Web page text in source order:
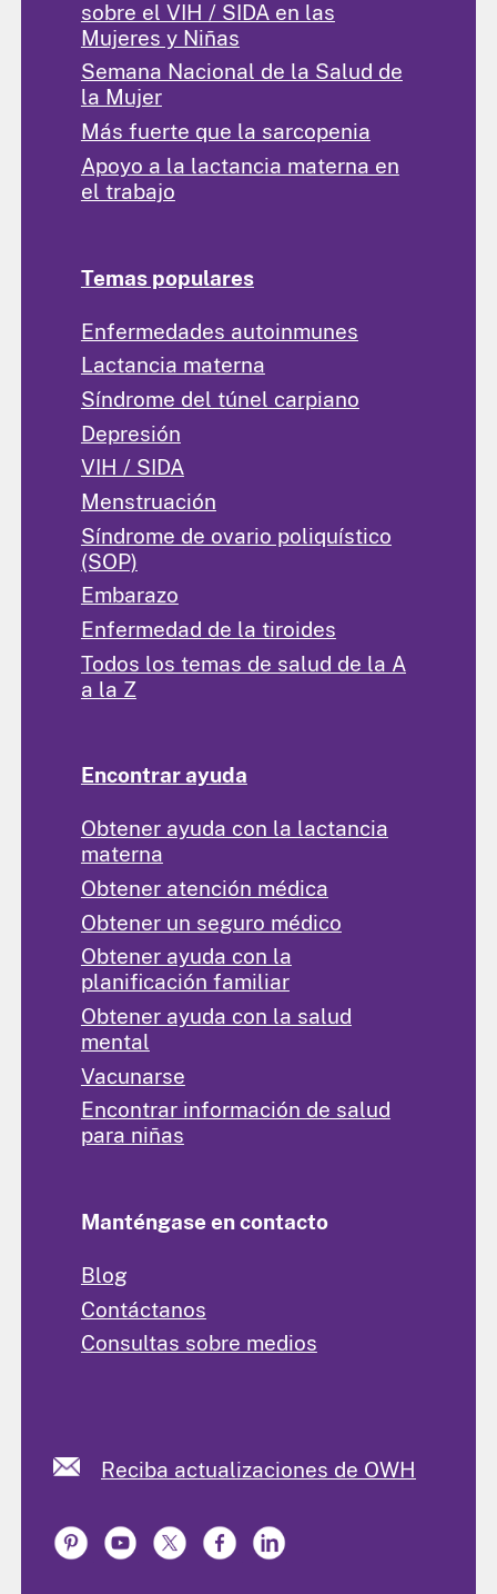
sobre el VIH / SIDA en las
Mujeres y Niñas
Semana Nacional de la Salud de
la Mujer
Más fuerte que la sarcopenia
Apoyo a la lactancia materna en
el trabajo
Temas populares
Enfermedades autoinmunes
Lactancia materna
Síndrome del túnel carpiano
Depresión
VIH / SIDA
Menstruación
Síndrome de ovario poliquístico
(SOP)
Embarazo
Enfermedad de la tiroides
Todos los temas de salud de la A
a la Z
Encontrar ayuda
Obtener ayuda con la lactancia
materna
Obtener atención médica
Obtener un seguro médico
Obtener ayuda con la
planificación familiar
Obtener ayuda con la salud
mental
Vacunarse
Encontrar información de salud
para niñas
Manténgase en contacto
Blog
Contáctanos
Consultas sobre medios
Reciba actualizaciones de OWH